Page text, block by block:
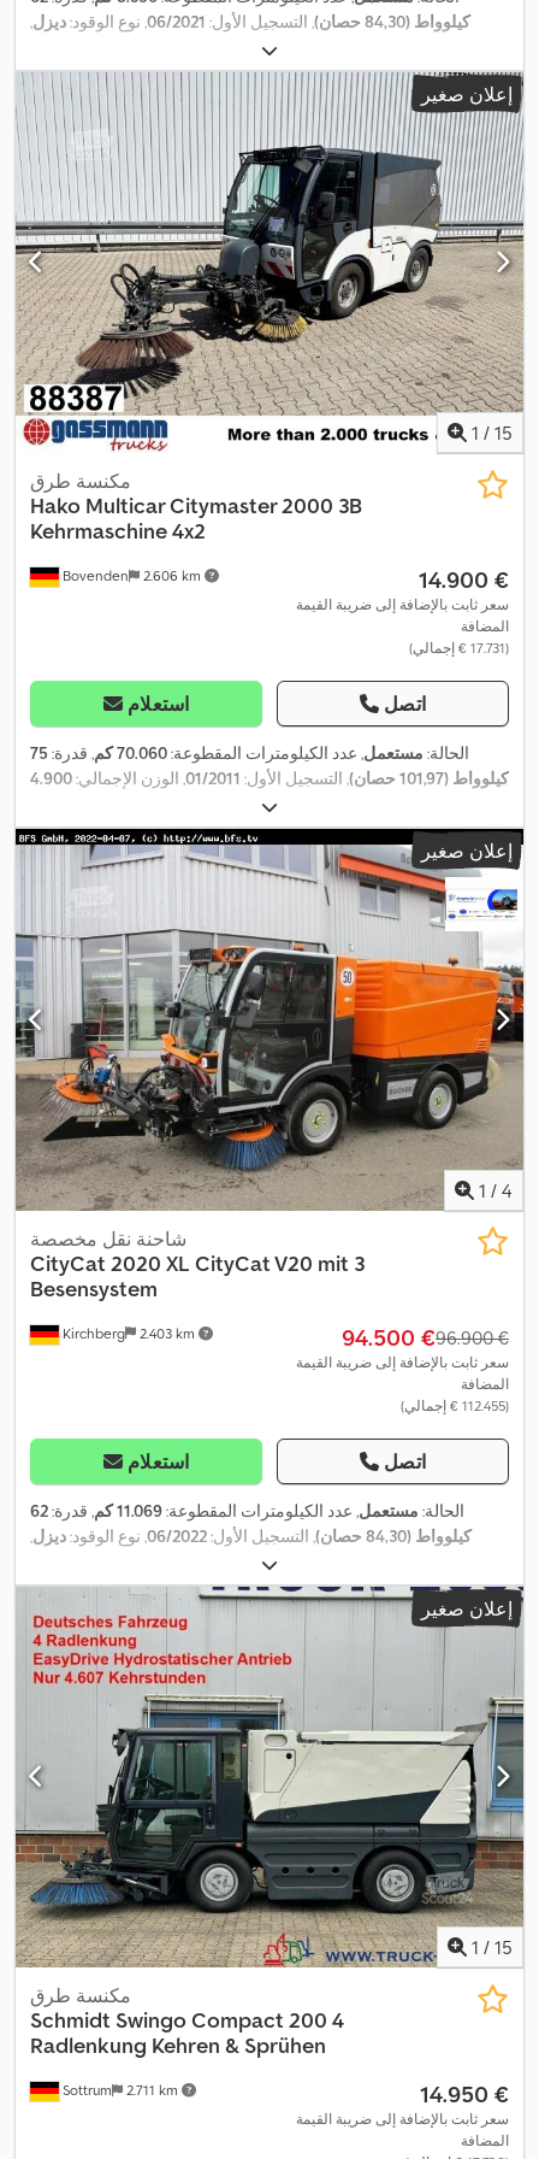
كيلوواط (84,30 حصان)
, التسجيل الأول: 06/2021 , نوع الوقود:ديزل
الوزن الإجمالي:
تلقائي, فئة الانبعاثات:يورو 6 , معدات:تكييف الهواء ,
إعلان صغير
1 / 15
Bovenden 2.606 km
مكنسة طرق
Hako Multicar Citymaster 2000 3B
Kehrmaschine 4x2
‏14.900 €
سعر ثابت بالإضافة إلى ضريبة القيمة
المضافة
(‏17.731 € إجمالي)
استعلام اتصل
الحالة: مستعمل, عدد الكيلومترات المقطوعة:70.060 كم , قدرة: 75
كيلوواط (101,97 حصان)
, التسجيل الأول: 01/2011, الوزن الإجمالي:4.900
, نوع الوقود:
للحمولة:1.670 كجم , وزن فارغ:3.230 كجم , مقاس الإطار: 265/70R15,
قاعدة العجلات:1.900 مم , كابينة السائق:كابينة نهارية, نوع التروس:
تلقائي, فئة الانبعاثات:يورو 5 , تعليق:فولاذ , معدات:
الهواء, كابينة, مصابيح أمامية إضافية
إعلان صغير
1 / 4
Kirchberg 2.403 km
شاحنة نقل مخصصة
CityCat 2020 XL CityCat V20 mit 3
Besensystem
‏94.500 € ‏96.900 €
سعر ثابت بالإضافة إلى ضريبة القيمة
المضافة
(‏112.455 € إجمالي)
استعلام اتصل
الحالة: مستعمل, عدد الكيلومترات المقطوعة:11.069 كم , قدرة:62
كيلوواط (84,30 حصان)
, التسجيل الأول:06/2022 , نوع الوقود:ديزل
الوزن الإجمالي:
تلقائي, فئة الانبعاثات:يورو 6 , معدات:تكييف الهواء ,
إعلان صغير
1 / 15
Sottrum 2.711 km
مكنسة طرق
Schmidt Swingo Compact 200 4
Radlenkung Kehren & Sprühen
‏14.950 €
سعر ثابت بالإضافة إلى ضريبة القيمة
المضافة